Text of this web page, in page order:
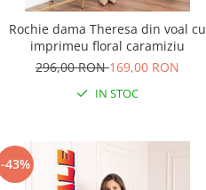
Rochie dama Theresa din voal cu
imprimeu floral caramiziu
296,00 RON169,00 RON
IN STOC
-43%